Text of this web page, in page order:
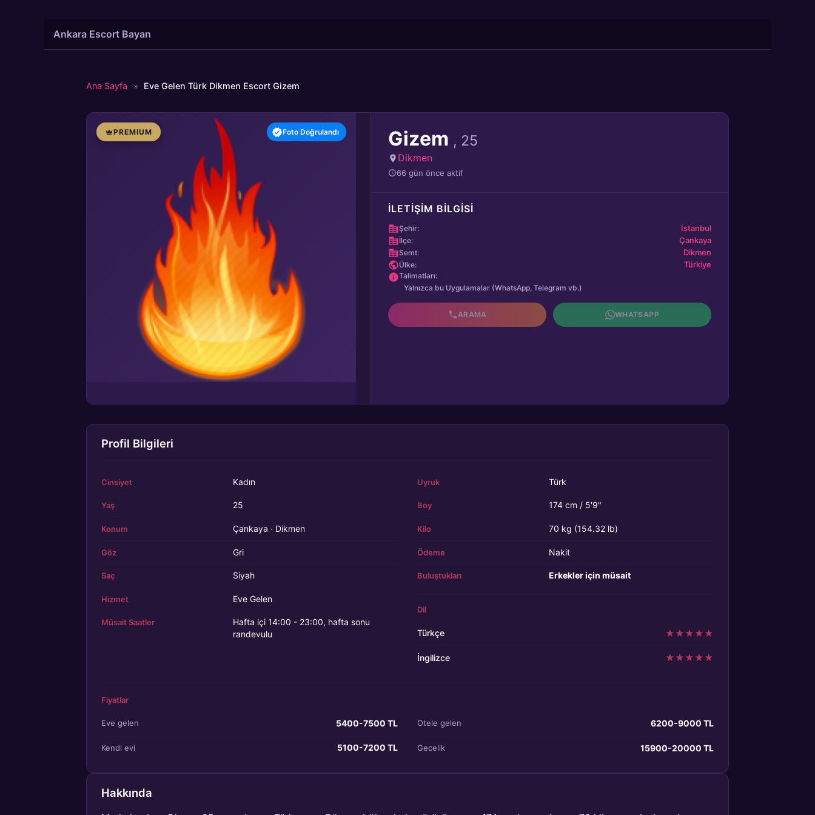
atla
Ankara Escort Bayan
Ana Sayfa » Eve Gelen Türk Dikmen Escort Gizem
PREMIUM Foto Doğrulandı Gizem , 25
Dikmen
66 gün önce aktif
İLETIŞIM BILGISI
Şehir: İstanbul
İlçe: Çankaya
Semt: Dikmen
Ülke: Türkiye
Talimatları:
Yalnızca bu Uygulamalar (WhatsApp, Telegram vb.)
ARAMA WHATSAPP
Profil Bilgileri
Cinsiyet Kadın
Yaş 25
Konum Çankaya · Dikmen
Göz Gri
Saç Siyah
Hizmet Eve Gelen
Müsait Saatler
Hafta içi 14:00 - 23:00, hafta sonu
randevulu
Uyruk Türk
Boy 174 cm / 5'9"
Kilo 70 kg (154.32 lb)
Ödeme Nakit
Buluştukları Erkekler için müsait
Dil
Türkçe ★ ★ ★ ★ ★
İngilizce ★ ★ ★ ★ ★
Fiyatlar
Eve gelen 5400-7500 TL Otele gelen 6200-9000 TL
Kendi evi 5100-7200 TL Gecelik 15900-20000 TL
Hakkında